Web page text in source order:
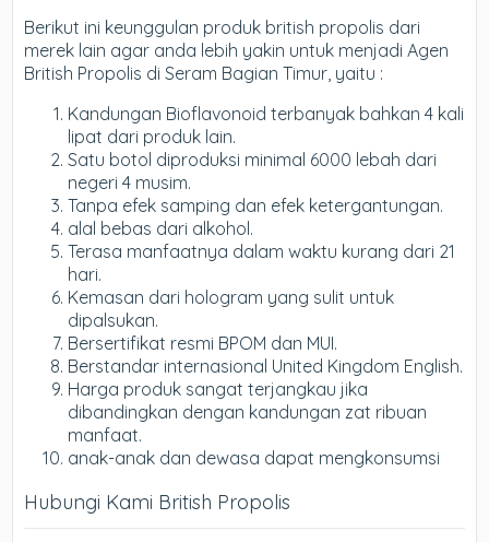
Berikut ini keunggulan produk british propolis dari
merek lain agar anda lebih yakin untuk menjadi Agen
British Propolis di Seram Bagian Timur, yaitu :
Kandungan Bioflavonoid terbanyak bahkan 4 kali
lipat dari produk lain.
Satu botol diproduksi minimal 6000 lebah dari
negeri 4 musim.
Tanpa efek samping dan efek ketergantungan.
alal bebas dari alkohol.
Terasa manfaatnya dalam waktu kurang dari 21
hari.
Kemasan dari hologram yang sulit untuk
dipalsukan.
Bersertifikat resmi BPOM dan MUI.
Berstandar internasional United Kingdom English.
Harga produk sangat terjangkau jika
dibandingkan dengan kandungan zat ribuan
manfaat.
anak-anak dan dewasa dapat mengkonsumsi
Hubungi Kami British Propolis